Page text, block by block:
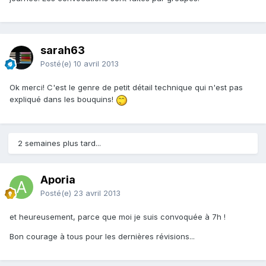
sarah63
Posté(e) 10 avril 2013
Ok merci! C'est le genre de petit détail technique qui n'est pas
expliqué dans les bouquins!
2 semaines plus tard...
Aporia
Posté(e) 23 avril 2013
et heureusement, parce que moi je suis convoquée à 7h !
Bon courage à tous pour les dernières révisions...